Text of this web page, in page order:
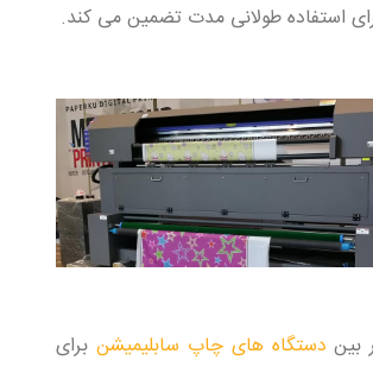
استفاده طولانی مدت تضمین می کند.
بین دستگاه های چاپ سابلیمیشن برای